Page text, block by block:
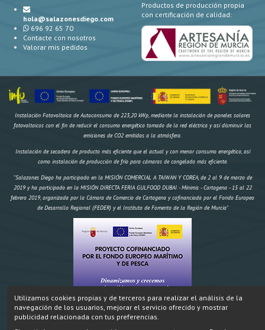
hola@salazonesdiego.com
696 92 65 70
Contacte con nosotros
Valorar mis pedidos
Productos de producción propia
con certificación de calidad:
Instalación Fotovoltaica de Autoconsumo de 223,20 kWp, mediante la instalación de paneles solares
fotovoltaicos con el fin de reducir el consumo energético tomado de la red eléctrica y así disminuir las
emisiones de CO2 emitidas a la atmósfera.
Instalación de secadero de producto más eficiente que el actual y con menor consumo energético, así
como instalación de producción de frío para cámaras de congelado más eficiente.
"Salazones Diego ha participado en la MISIÓN COMERCIAL A TAIWAN Y COREA, de 2 al 9 de marzo de
2019 y ha participado en la MISIÓN DIRECTA FERIA GULFOOD DUBAI - Mínimis - Cartagena - 15 al 22
febrero 2019, organizada por la Cámara de Comercio de Cartagena y cofinanciada por el Fondo Europeo
de Desarrollo Regional (FEDER) y el Instituto de Fomento de la Región de Murcia"
"Construcción de un secadero artificial y dos obradores climatizados, IMPORTE AYUDA
174.970,18 € FEMP 58.695,96€ CARM 19.564,99€ Total 78.259,95€" Proyecto cofinanciado por el Fondo
Utilizamos cookies propias y de terceros para realizar el análisis de la
navegación de los usuarios, mejorar el servicio ofrecido y mostrar
publicidad relacionada con tus preferencias.